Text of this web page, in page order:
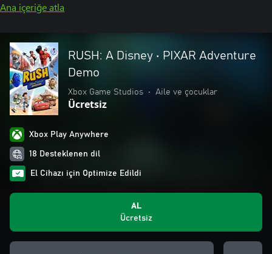
Ana içeriğe atla
RUSH: A Disney • PIXAR Adventure
Demo
Xbox Game Studios • Aile ve çocuklar
Ücretsiz
Xbox Play Anywhere
18 Desteklenen dil
El Cihazı için Optimize Edildi
AL
Ücretsiz